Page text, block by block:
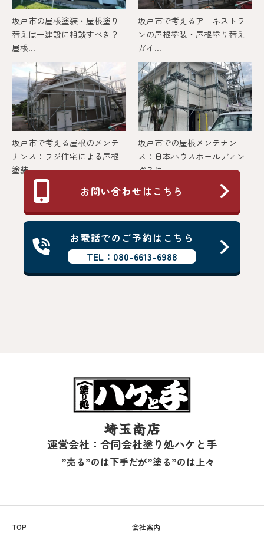
坂戸市の屋根塗装・屋根塗り
替えは一建設に相談すべき？
屋根...
坂戸市で考えるアーネストワ
ンの屋根塗装・屋根塗り替え
ガイ...
坂戸市で考える屋根のメンテ
ナンス：フジ住宅による屋根
塗装...
坂戸市での屋根メンテナン
ス：日本ハウスホールディン
グスに...
お問い合わせはこちら
お電話でのご予約はこちら
TEL：080-6613-6988
埼玉南店
運営会社：合同会社塗り処ハケと手
”売る”のは下手だが”塗る”のは上々
TOP
会社案内